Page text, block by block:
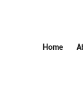
Home